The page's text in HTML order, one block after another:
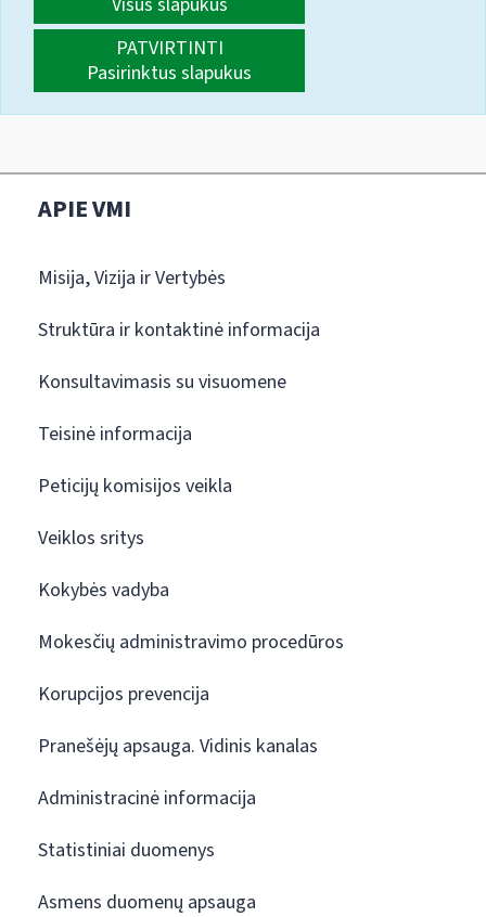
PATVIRTINTI
Pasirinktus slapukus
APIE VMI
Misija, Vizija ir Vertybės
Struktūra ir kontaktinė informacija
Konsultavimasis su visuomene
Teisinė informacija
Peticijų komisijos veikla
Veiklos sritys
Kokybės vadyba
Mokesčių administravimo procedūros
Korupcijos prevencija
Pranešėjų apsauga. Vidinis kanalas
Administracinė informacija
Statistiniai duomenys
Asmens duomenų apsauga